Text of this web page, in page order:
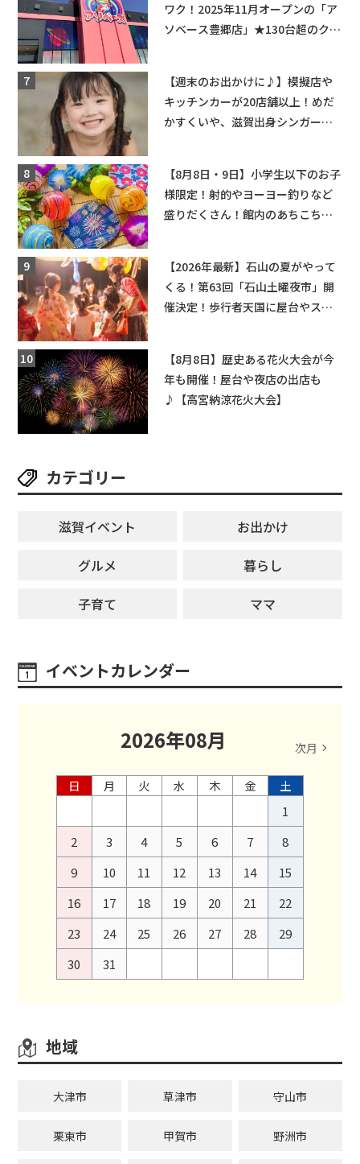
ワク！2025年11月オープンの「ア
ソベース豊郷店」★130台超のクレ
【週末のお出かけに♪】模擬店や
キッチンカーが20店舗以上！めだ
かすくいや、滋賀出身シンガーソ
【8月8日・9日】小学生以下のお子
様限定！射的やヨーヨー釣りなど
盛りだくさん！館内のあちこちに
【2026年最新】石山の夏がやって
くる！第63回「石山土曜夜市」開
催決定！歩行者天国に屋台やステ
【8月8日】歴史ある花火大会が今
年も開催！屋台や夜店の出店も
♪【高宮納涼花火大会】
カテゴリー
滋賀イベント
お出かけ
グルメ
暮らし
子育て
ママ
イベントカレンダー
2026年08月 次月
日 月 火 水 木 金
土
1
2
3 4 5 6 7
8
9
10 11 12 13 14
15
16
17 18 19 20 21
22
23
24 25 26 27 28
29
30
31
地域
大津市 草津市 守山市
栗東市 甲賀市 野洲市